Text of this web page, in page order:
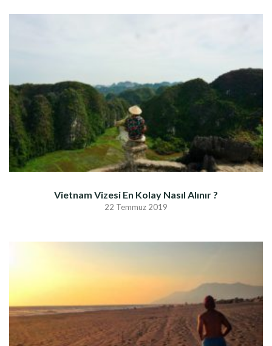
Vietnam Vizesi En Kolay Nasıl Alınır ?
22 Temmuz 2019